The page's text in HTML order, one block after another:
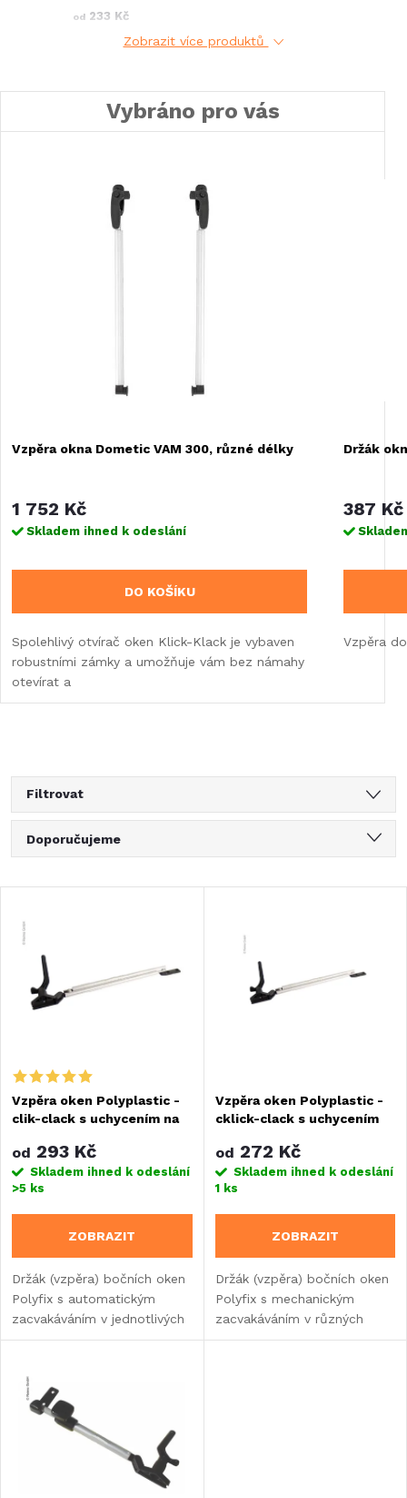
od 233 Kč
Zobrazit více produktů
Vybráno pro vás
Vzpěra okna Dometic VAM 300, různé délky
1 752 Kč
Skladem ihned k odeslání
DO KOŠÍKU
Spolehlivý otvírač oken Klick-Klack je vybaven
robustními zámky a umožňuje vám bez námahy
otevírat a
Držák
387 Kč
Vzpěra
Filtrovat
Ř
a
z
í
p
r
o
d
u
k
Doporučujeme
Abecedně
ý
p
s
p
r
o
d
u
Vzpěra oken Polyplastic -
clik-clack s uchycením na
od 293 Kč
Skladem ihned k odeslání
>5 ks
ZOBRAZIT
Držák (vzpěra) bočních oken
Polyfix s automatickým
zacvakáváním v jednotlivých
polohách a pojistným
Vzpěra oken Polyplastic -
cklick-clack s uchycením
od 272 Kč
Skladem ihned k odeslání
1 ks
ZOBRAZIT
Držák (vzpěra) bočních oken
Polyfix s mechanickým
zacvakáváním v různých
polohách.